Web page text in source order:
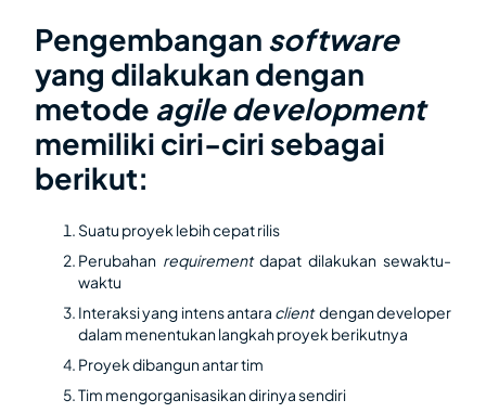
Pengembangan software
yang dilakukan dengan
metode agile development
memiliki ciri-ciri sebagai
berikut:
Suatu proyek lebih cepat rilis
Perubahan requirement dapat dilakukan sewaktu-
waktu
Interaksi yang intens antara clientdengan developer
dalam menentukan langkah proyek berikutnya
Proyek dibangun antar tim
Tim mengorganisasikan dirinya sendiri